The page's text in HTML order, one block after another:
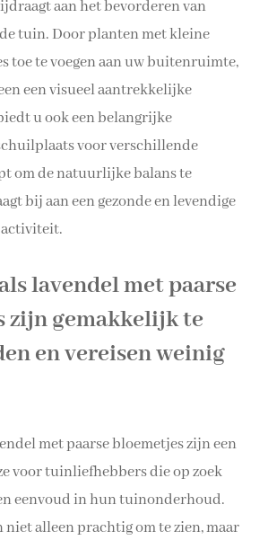
aan het bevorderen van
tuin. Door planten met kleine
toe te voegen aan uw buitenruimte,
een visueel aantrekkelijke
u ook een belangrijke
voor verschillende
om de natuurlijke balans te
bij aan een gezonde en levendige
lavendel met paarse
zijn gemakkelijk te
en vereisen weinig
met paarse bloemetjes zijn een
voor tuinliefhebbers die op zoek
eenvoud in hun tuinonderhoud.
niet alleen prachtig om te zien, maar